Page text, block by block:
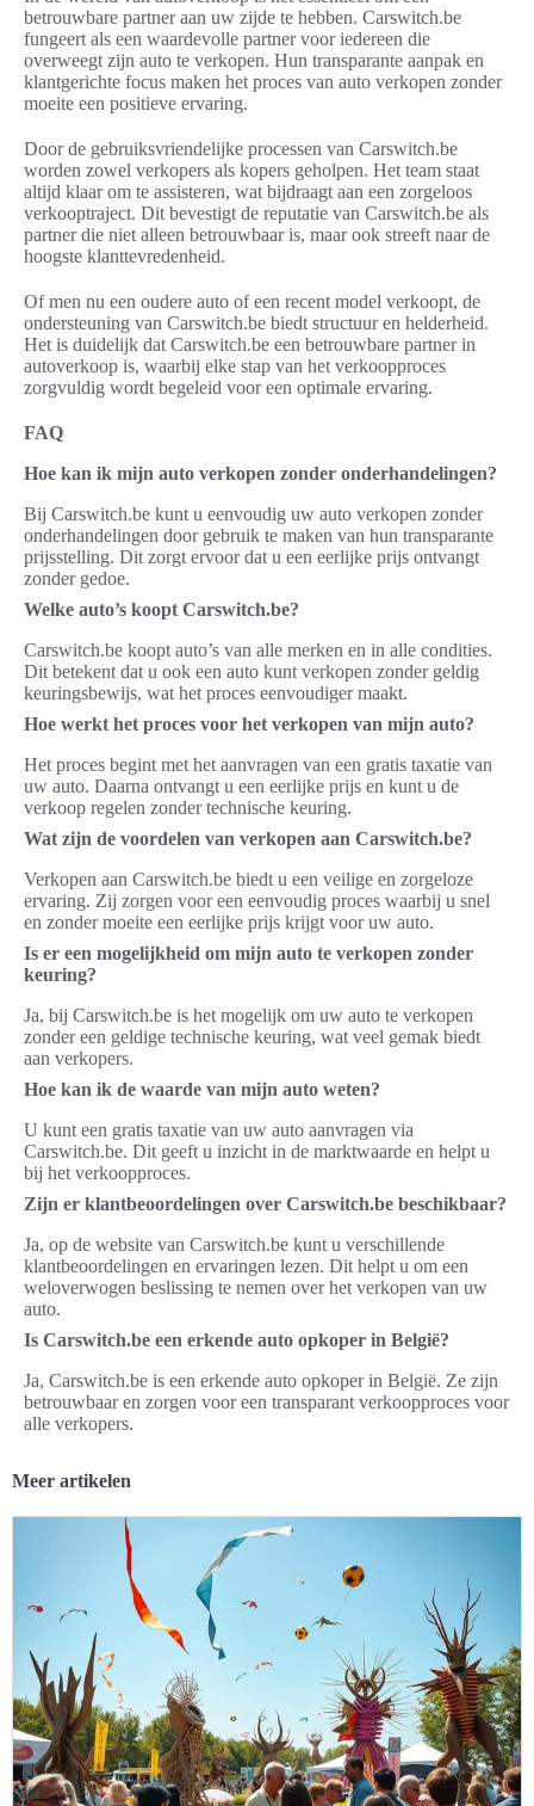
betrouwbare partner aan uw zijde te hebben. Carswitch.be
fungeert als een waardevolle partner voor iedereen die
overweegt zijn auto te verkopen. Hun transparante aanpak en
klantgerichte focus maken het proces van auto verkopen zonder
moeite een positieve ervaring.
Door de gebruiksvriendelijke processen van Carswitch.be
worden zowel verkopers als kopers geholpen. Het team staat
altijd klaar om te assisteren, wat bijdraagt aan een zorgeloos
verkooptraject. Dit bevestigt de reputatie van Carswitch.be als
partner die niet alleen betrouwbaar is, maar ook streeft naar de
hoogste klanttevredenheid.
Of men nu een oudere auto of een recent model verkoopt, de
ondersteuning van Carswitch.be biedt structuur en helderheid.
Het is duidelijk dat Carswitch.be een betrouwbare partner in
autoverkoop is, waarbij elke stap van het verkoopproces
zorgvuldig wordt begeleid voor een optimale ervaring.
FAQ
Hoe kan ik mijn auto verkopen zonder onderhandelingen?
Bij Carswitch.be kunt u eenvoudig uw auto verkopen zonder
onderhandelingen door gebruik te maken van hun transparante
prijsstelling. Dit zorgt ervoor dat u een eerlijke prijs ontvangt
zonder gedoe.
Welke auto’s koopt Carswitch.be?
Carswitch.be koopt auto’s van alle merken en in alle condities.
Dit betekent dat u ook een auto kunt verkopen zonder geldig
keuringsbewijs, wat het proces eenvoudiger maakt.
Hoe werkt het proces voor het verkopen van mijn auto?
Het proces begint met het aanvragen van een gratis taxatie van
uw auto. Daarna ontvangt u een eerlijke prijs en kunt u de
verkoop regelen zonder technische keuring.
Wat zijn de voordelen van verkopen aan Carswitch.be?
Verkopen aan Carswitch.be biedt u een veilige en zorgeloze
ervaring. Zij zorgen voor een eenvoudig proces waarbij u snel
en zonder moeite een eerlijke prijs krijgt voor uw auto.
Is er een mogelijkheid om mijn auto te verkopen zonder
keuring?
Ja, bij Carswitch.be is het mogelijk om uw auto te verkopen
zonder een geldige technische keuring, wat veel gemak biedt
aan verkopers.
Hoe kan ik de waarde van mijn auto weten?
U kunt een gratis taxatie van uw auto aanvragen via
Carswitch.be. Dit geeft u inzicht in de marktwaarde en helpt u
bij het verkoopproces.
Zijn er klantbeoordelingen over Carswitch.be beschikbaar?
Ja, op de website van Carswitch.be kunt u verschillende
klantbeoordelingen en ervaringen lezen. Dit helpt u om een
weloverwogen beslissing te nemen over het verkopen van uw
auto.
Is Carswitch.be een erkende auto opkoper in België?
Ja, Carswitch.be is een erkende auto opkoper in België. Ze zijn
betrouwbaar en zorgen voor een transparant verkoopproces voor
alle verkopers.
Meer artikelen